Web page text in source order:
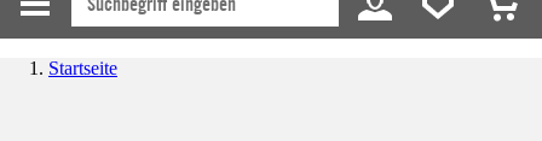
Startseite